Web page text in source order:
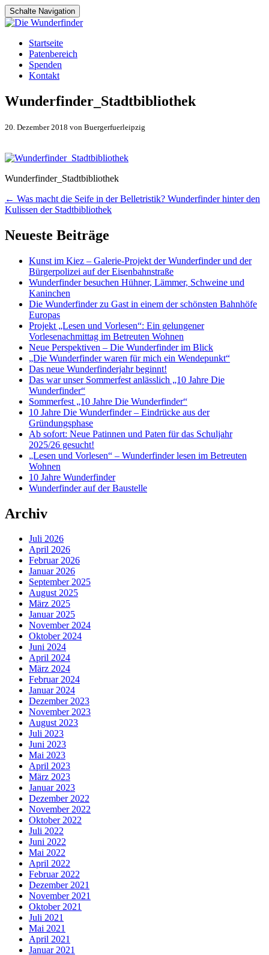
Schalte Navigation
Zum
Inhalt
springen
Startseite
Patenbereich
Spenden
Kontakt
Wunderfinder_Stadtbibliothek
20. Dezember 2018 von Buergerfuerleipzig
Wunderfinder_Stadtbibliothek
Artikel-
Navigation
← Was macht die Seife in der Belletristik? Wunderfinder hinter den
Kulissen der Stadtbibliothek
Neueste Beiträge
Kunst im Kiez – Galerie-Projekt der Wunderfinder und der
Bürgerpolizei auf der Eisenbahnstraße
Wunderfinder besuchen Hühner, Lämmer, Schweine und
Kaninchen
Die Wunderfinder zu Gast in einem der schönsten Bahnhöfe
Europas
Projekt „Lesen und Vorlesen“: Ein gelungener
Vorlesenachmittag im Betreuten Wohnen
Neue Perspektiven – Die Wunderfinder im Blick
„Die Wunderfinder waren für mich ein Wendepunkt“
Das neue Wunderfinderjahr beginnt!
Das war unser Sommerfest anlässlich „10 Jahre Die
Wunderfinder“
Sommerfest „10 Jahre Die Wunderfinder“
10 Jahre Die Wunderfinder – Eindrücke aus der
Gründungsphase
Ab sofort: Neue Patinnen und Paten für das Schuljahr
2025/26 gesucht!
„Lesen und Vorlesen“ – Wunderfinder lesen im Betreuten
Wohnen
10 Jahre Wunderfinder
Wunderfinder auf der Baustelle
Archiv
Juli 2026
April 2026
Februar 2026
Januar 2026
September 2025
August 2025
März 2025
Januar 2025
November 2024
Oktober 2024
Juni 2024
April 2024
März 2024
Februar 2024
Januar 2024
Dezember 2023
November 2023
August 2023
Juli 2023
Juni 2023
Mai 2023
April 2023
März 2023
Januar 2023
Dezember 2022
November 2022
Oktober 2022
Juli 2022
Juni 2022
Mai 2022
April 2022
Februar 2022
Dezember 2021
November 2021
Oktober 2021
Juli 2021
Mai 2021
April 2021
Januar 2021